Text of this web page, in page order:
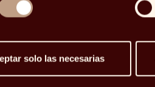
solo las necesarias